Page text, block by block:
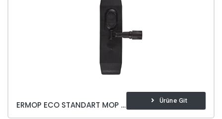
ERMOP ECO STANDART MOP APARATI Ürüne Git